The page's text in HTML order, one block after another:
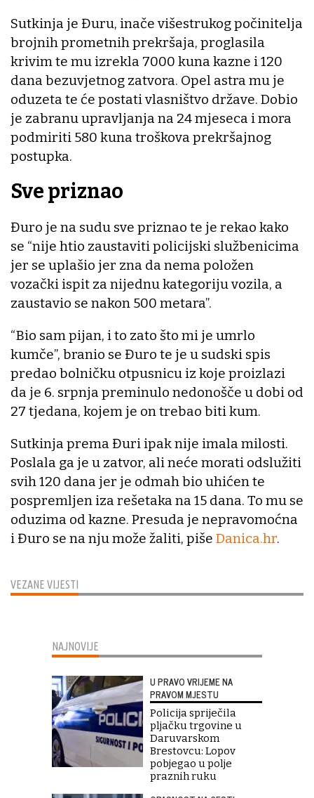
VEZANE VIJESTI
Sutkinja je Đuru, inače višestrukog počinitelja
brojnih prometnih prekršaja, proglasila
krivim te mu izrekla 7000 kuna kazne i 120
dana bezuvjetnog zatvora. Opel astra mu je
oduzeta te će postati vlasništvo države. Dobio
je zabranu upravljanja na 24 mjeseca i mora
podmiriti 580 kuna troškova prekršajnog
postupka.
Sve priznao
Đuro je na sudu sve priznao te je rekao kako
se “nije htio zaustaviti policijski službenicima
jer se uplašio jer zna da nema položen
vozački ispit za nijednu kategoriju vozila, a
zaustavio se nakon 500 metara”.
“Bio sam pijan, i to zato što mi je umrlo
kumče”, branio se Đuro te je u sudski spis
predao bolničku otpusnicu iz koje proizlazi
da je 6. srpnja preminulo nedonošče u dobi od
27 tjedana, kojem je on trebao biti kum.
Sutkinja prema Đuri ipak nije imala milosti.
Poslala ga je u zatvor, ali neće morati odslužiti
svih 120 dana jer je odmah bio uhićen te
pospremljen iza rešetaka na 15 dana. To mu se
oduzima od kazne. Presuda je nepravomoćna
i Đuro se na nju može žaliti, piše Danica.hr.
NAJNOVIJE
U PRAVO VRIJEME NA
PRAVOM MJESTU
Policija spriječila
pljačku trgovine u
Daruvarskom
Brestovcu: Lopov
pobjegao u polje
praznih ruku